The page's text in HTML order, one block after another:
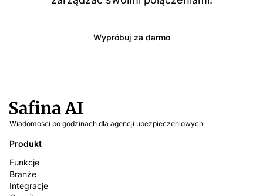
Wypróbuj za darmo
Wiadomości po godzinach dla agencji ubezpieczeniowych
Produkt
Funkcje
Branże
Integracje